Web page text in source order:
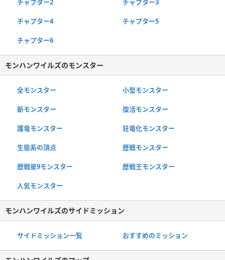
チャプター2 チャプター3
チャプター4 チャプター5
チャプター6
モンハンワイルズのモンスター
全モンスター 小型モンスター
新モンスター 復活モンスター
護竜モンスター 狂竜化モンスター
生態系の頂点 歴戦モンスター
歴戦星9モンスター 歴戦王モンスター
人気モンスター
モンハンワイルズのサイドミッション
サイドミッション一覧 おすすめのミッション